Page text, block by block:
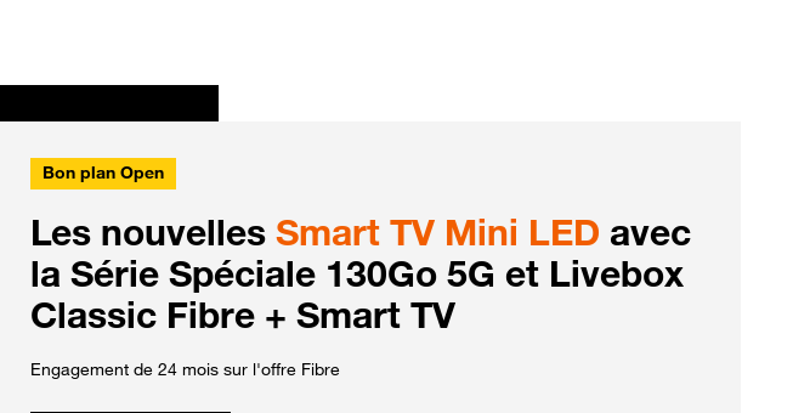
Bon plan Open
Les nouvelles Smart TV Mini LED avec
la Série Spéciale 130Go 5G et Livebox
Classic Fibre + Smart TV
Engagement de 24 mois sur l'offre Fibre